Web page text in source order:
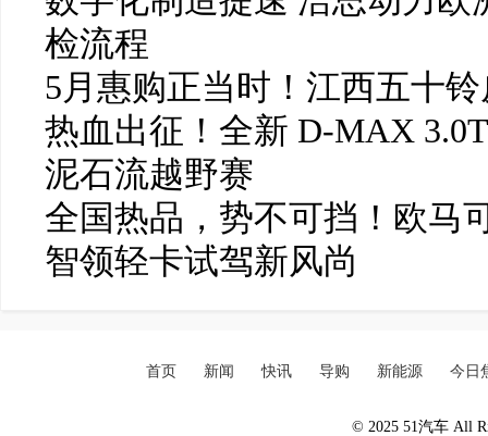
检流程
5月惠购正当时！江西五十
热血出征！全新 D-MAX
泥石流越野赛
全国热品，势不可挡！欧马
智领轻卡试驾新风尚
首页 新闻 快讯 导购 新能源 今日
© 2025 51汽车 All